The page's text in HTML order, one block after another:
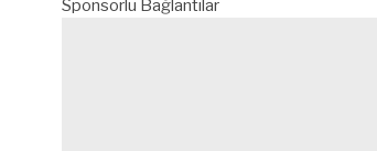
Sponsorlu Bağlantılar